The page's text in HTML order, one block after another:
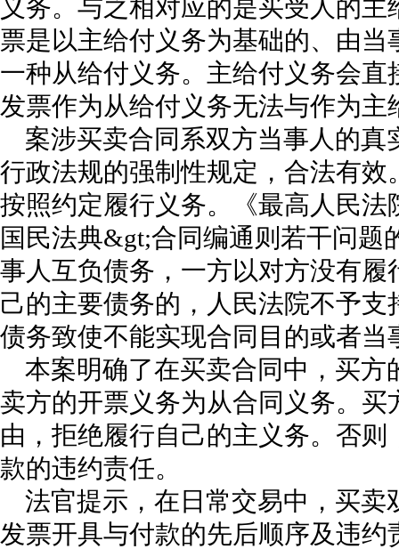
义务。与之相对应的是买受人的
票是以主给付义务为基础的、由
一种从给付义务。主给付义务会
发票作为从给付义务无法与作为
案涉买卖合同系双方当事人的
行政法规的强制性规定，合法有
按照约定履行义务。《最高人民
国民法典&gt;合同编通则若干问题
事人互负债务，一方以对方没有
己的主要债务的，人民法院不予
债务致使不能实现合同目的或者当
本案明确了在买卖合同中，买
卖方的开票义务为从合同义务。
由，拒绝履行自己的主义务。否
款的违约责任。
法官提示，在日常交易中，买
发票开具与付款的先后顺序及违